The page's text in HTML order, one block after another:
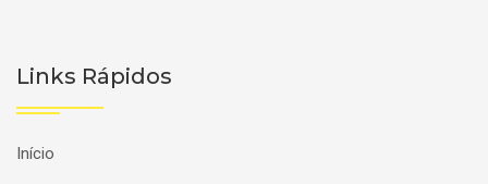
Links Rápidos
Início